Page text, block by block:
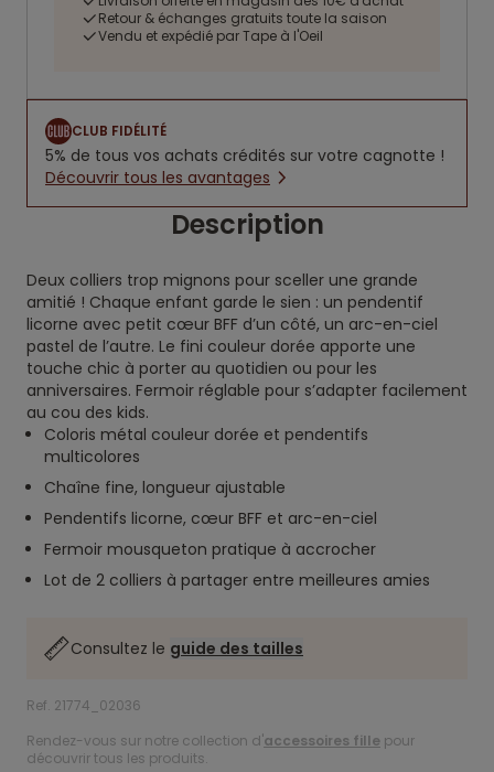
Retour & échanges gratuits toute la saison
Vendu et expédié par Tape à l'Oeil
CLUB FIDÉLITÉ
5% de tous vos achats crédités sur votre cagnotte !
Découvrir tous les avantages
Description
Deux colliers trop mignons pour sceller une grande
amitié ! Chaque enfant garde le sien : un pendentif
licorne avec petit cœur BFF d’un côté, un arc-en-ciel
pastel de l’autre. Le fini couleur dorée apporte une
touche chic à porter au quotidien ou pour les
anniversaires. Fermoir réglable pour s’adapter facilement
au cou des kids.
Coloris métal couleur dorée et pendentifs
multicolores
Chaîne fine, longueur ajustable
Pendentifs licorne, cœur BFF et arc-en-ciel
Fermoir mousqueton pratique à accrocher
Lot de 2 colliers à partager entre meilleures amies
Consultez le guide des tailles
Ref. 21774_02036
Rendez-vous sur notre collection d'accessoires fille pour
découvrir tous les produits.